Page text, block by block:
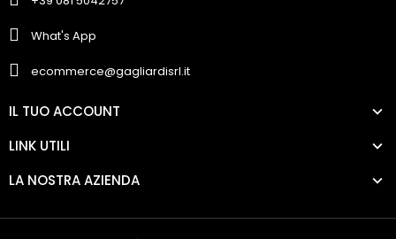
What's App
ecommerce@gagliardisrl.it
IL TUO ACCOUNT
LINK UTILI
LA NOSTRA AZIENDA